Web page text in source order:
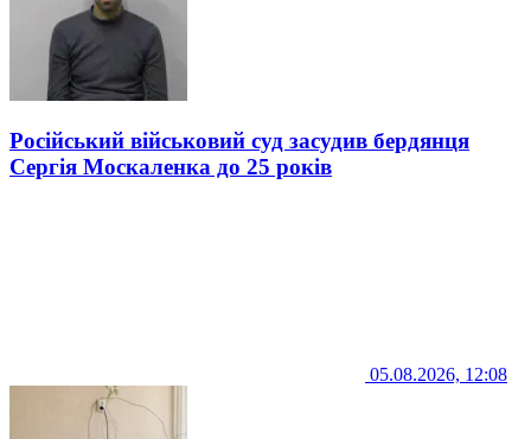
Російський військовий суд засудив бердянця
Сергія Москаленка до 25 років
05.08.2026, 12:08